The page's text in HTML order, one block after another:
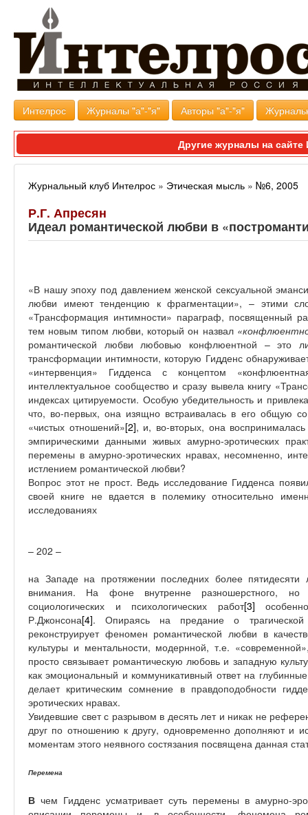
Интелрос Журналы "а"-"я" Авторы "а"-"я"
Другие журналы на
Журнальный клуб Интелрос » Этическая мысль » №6, 2005
Р.Г. Апресян
Идеал романтической любви в
«В нашу эпоху под давлением женской сексуальной
любви имеют тенденцию к фрагментации», – этими
«Трансформация интимности» параграф, посвященный
тем новым типом любви, который он назвал
романтической любви любовью конфлюентной – это
трансформации интимности, которую Гидденс
«интервенция» Гидденса с концептом
интеллектуальное сообщество и сразу вывела книгу
индексах цитируемости. Особую убедительность и
что, во-первых, она изящно встраивалась в его общую
«чистых отношений»[2], и, во-вторых, она
эмпирическими данными живых амурно-эротических
перемены в амурно-эротических нравах, несомненно,
истлением романтической любви?
Вопрос этот не прост. Ведь исследование Гидденса
своей книге не вдается в полемику относительно
исследованиях
– 202 –
на Западе на протяжении последних более пятидесяти
внимания. На фоне внутренне разношерстного,
социологических и психологических работ[3]
Р.Джонсона[4]. Опираясь на предание о
реконструирует феномен романтической любви в
культуры и ментальности, модернной, т.е.
просто связывает романтическую любовь и западную
как эмоциональный и коммуникативный ответ на
делает критическим сомнение в правдоподобности
эротических нравах.
Увидевшие свет с разрывом в десять лет и никак не
друг по отношению к другу, одновременно дополняют и
моментам этого неявного состязания посвящена данная
Перемена
В чем Гидденс усматривает суть перемены в амурно-